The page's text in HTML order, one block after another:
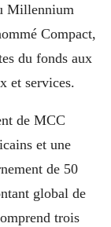
Millennium
Compact,
du fonds aux
et services.
de MCC
et une
de 50
global de
trois